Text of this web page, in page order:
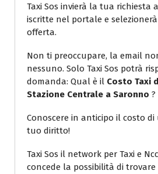
Taxi Sos invierà la tua richiesta
iscritte nel portale e
offerta.
Non ti preoccupare, la email
nessuno. Solo Taxi Sos potrà
domanda: Qual è il Costo Taxi
Stazione Centrale a Saronno ?
Conoscere in anticipo il costo
tuo diritto!
Taxi Sos il network per Taxi e
concede la possibilità di